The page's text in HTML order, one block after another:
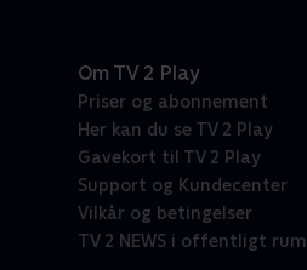
Om TV 2 Play
Priser og abonnement
Her kan du se TV 2 Play
Gavekort til TV 2 Play
Support og Kundecenter
Vilkår og betingelser
TV 2 NEWS i offentligt rum